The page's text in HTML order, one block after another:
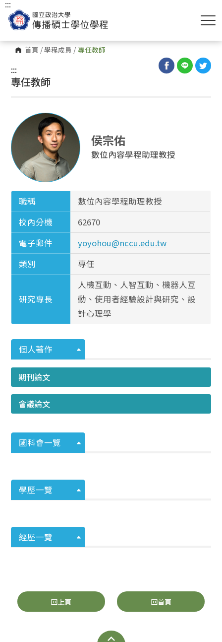
首頁 /學程成員 / 專任教師
:::
:::
專任教師
侯宗佑
數位內容學程助理教授
職稱
數位內容學程助理教授
校內分機
62670
電子郵件
yoyohou@nccu.edu.tw
類別
專任
研究專長
人機互動、人智互動、機器人互
動、使用者經驗設計與研究、設
計心理學
個人著作
期刊論文
會議論文
國科會一覽
學歷一覽
經歷一覽
回上頁 回首頁